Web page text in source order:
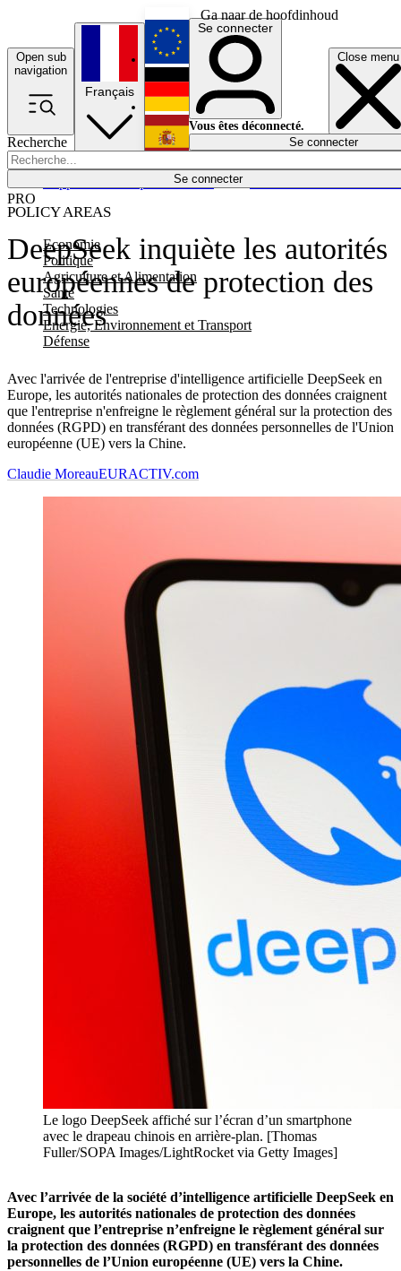
Ga naar de hoofdinhoud
Open sub
navigation
Close menu
Recherche
Se connecter
POLICY AREAS
Economie
Politique
Agriculture et Alimentation
Santé
Technologies
Energie, Environnement et Transport
Défense
Économie
Français
English
Deutsch
Español
Se connecter
Vous êtes déconnecté.
Se connecter
DeepSeek inquiète les autorités
européennes de protection des
données
Avec l'arrivée de l'entreprise d'intelligence artificielle DeepSeek en
Europe, les autorités nationales de protection des données craignent
que l'entreprise n'enfreigne le règlement général sur la protection des
données (RGPD) en transférant des données personnelles de l'Union
européenne (UE) vers la Chine.
PRO
Claudie MoreauEURACTIV.com
Le logo DeepSeek affiché sur l’écran d’un smartphone
avec le drapeau chinois en arrière-plan. [Thomas
Fuller/SOPA Images/LightRocket via Getty Images]
Avec l’arrivée de la société d’intelligence artificielle DeepSeek en
Europe, les autorités nationales de protection des données
craignent que l’entreprise n’enfreigne le règlement général sur
la protection des données (RGPD) en transférant des données
personnelles de l’Union européenne (UE) vers la Chine.